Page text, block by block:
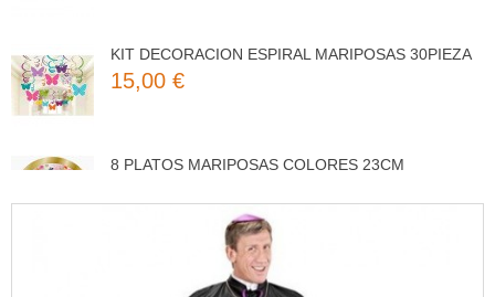
15,00 €
3,50 €